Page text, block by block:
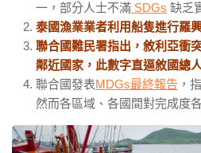
一，部分人士不滿 SDGs 缺乏
泰國漁業業者利用船隻進行羅
聯合國難民署指出，敘利亞衝
鄰近國家，此數字直逼敘國總
聯合國發表MDGs最終報告 ，
然而各區域、各國間對完成度